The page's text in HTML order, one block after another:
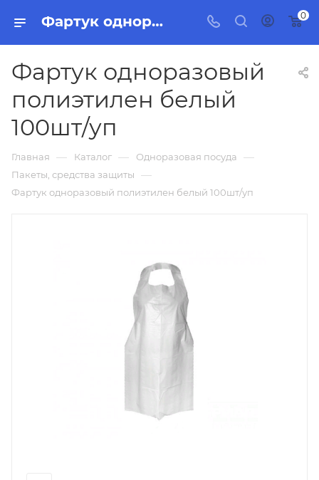
Фартук одноразовый полиэтилен белый 100шт/уп, бытовая химия, товары для уборки для дома и офиса. 0
Фартук одноразовый
полиэтилен белый
100шт/уп
Главная — Каталог — Одноразовая посуда —
Пакеты, средства защиты —
Фартук одноразовый полиэтилен белый 100шт/уп